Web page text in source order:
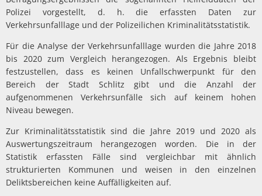
Polizei vorgestellt, d. h. die erfassten Daten zur
Verkehrsunfalllage und der Polizeilichen Kriminalitätsstatistik.
Für die Analyse der Verkehrsunfalllage wurden die Jahre 2018
bis 2020 zum Vergleich herangezogen. Als Ergebnis bleibt
festzustellen, dass es keinen Unfallschwerpunkt für den
Bereich der Stadt Schlitz gibt und die Anzahl der
aufgenommenen Verkehrsunfälle sich auf keinem hohen
Niveau bewegen.
Zur Kriminalitätsstatistik sind die Jahre 2019 und 2020 als
Auswertungszeitraum herangezogen worden. Die in der
Statistik erfassten Fälle sind vergleichbar mit ähnlich
strukturierten Kommunen und weisen in den einzelnen
Deliktsbereichen keine Auffälligkeiten auf.